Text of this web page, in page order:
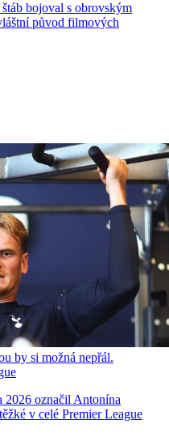
bojoval s obrovským
původ filmových
by si možná nepřál.
označil Antonína
v celé Premier League